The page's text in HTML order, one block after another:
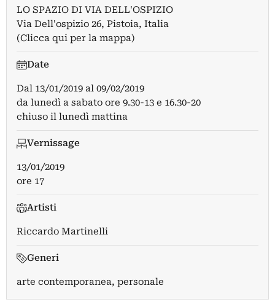
LO SPAZIO DI VIA DELL'OSPIZIO
Via Dell'ospizio 26, Pistoia, Italia
(Clicca qui per la mappa)
Date
Dal 13/01/2019 al 09/02/2019
da lunedì a sabato ore 9.30-13 e 16.30-20
chiuso il lunedì mattina
Vernissage
13/01/2019
ore 17
Artisti
Riccardo Martinelli
Generi
arte contemporanea, personale